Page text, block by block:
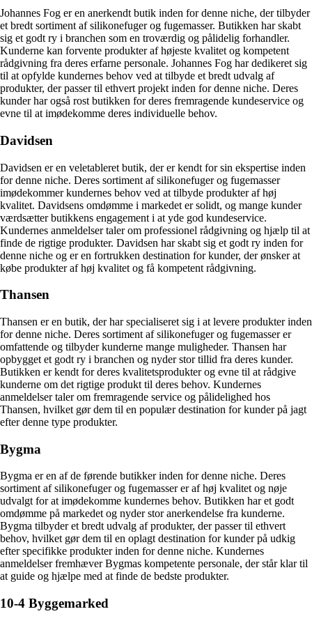
Johannes Fog er en anerkendt butik inden for denne niche, der tilbyder
et bredt sortiment af silikonefuger og fugemasser. Butikken har skabt
sig et godt ry i branchen som en troværdig og pålidelig forhandler.
Kunderne kan forvente produkter af højeste kvalitet og kompetent
rådgivning fra deres erfarne personale. Johannes Fog har dedikeret sig
til at opfylde kundernes behov ved at tilbyde et bredt udvalg af
produkter, der passer til ethvert projekt inden for denne niche. Deres
kunder har også rost butikken for deres fremragende kundeservice og
evne til at imødekomme deres individuelle behov.
Davidsen
Davidsen er en veletableret butik, der er kendt for sin ekspertise inden
for denne niche. Deres sortiment af silikonefuger og fugemasser
imødekommer kundernes behov ved at tilbyde produkter af høj
kvalitet. Davidsens omdømme i markedet er solidt, og mange kunder
værdsætter butikkens engagement i at yde god kundeservice.
Kundernes anmeldelser taler om professionel rådgivning og hjælp til at
finde de rigtige produkter. Davidsen har skabt sig et godt ry inden for
denne niche og er en fortrukken destination for kunder, der ønsker at
købe produkter af høj kvalitet og få kompetent rådgivning.
Thansen
Thansen er en butik, der har specialiseret sig i at levere produkter inden
for denne niche. Deres sortiment af silikonefuger og fugemasser er
omfattende og tilbyder kunderne mange muligheder. Thansen har
opbygget et godt ry i branchen og nyder stor tillid fra deres kunder.
Butikken er kendt for deres kvalitetsprodukter og evne til at rådgive
kunderne om det rigtige produkt til deres behov. Kundernes
anmeldelser taler om fremragende service og pålidelighed hos
Thansen, hvilket gør dem til en populær destination for kunder på jagt
efter denne type produkter.
Bygma
Bygma er en af de førende butikker inden for denne niche. Deres
sortiment af silikonefuger og fugemasser er af høj kvalitet og nøje
udvalgt for at imødekomme kundernes behov. Butikken har et godt
omdømme på markedet og nyder stor anerkendelse fra kunderne.
Bygma tilbyder et bredt udvalg af produkter, der passer til ethvert
behov, hvilket gør dem til en oplagt destination for kunder på udkig
efter specifikke produkter inden for denne niche. Kundernes
anmeldelser fremhæver Bygmas kompetente personale, der står klar til
at guide og hjælpe med at finde de bedste produkter.
10-4 Byggemarked